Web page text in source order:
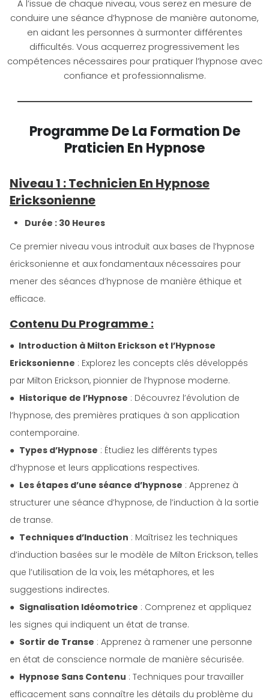
À l’issue de chaque niveau, vous serez en mesure de
conduire une séance d’hypnose de manière autonome,
en aidant les personnes à surmonter différentes
difficultés. Vous acquerrez progressivement les
compétences nécessaires pour pratiquer l’hypnose avec
confiance et professionnalisme.
Programme De La Formation De
Praticien En Hypnose
Niveau 1 : Technicien En Hypnose
Ericksonienne
Durée : 30 Heures
Ce premier niveau vous introduit aux bases de l’hypnose
éricksonienne et aux fondamentaux nécessaires pour
mener des séances d’hypnose de manière éthique et
efficace.
Contenu Du Programme :
● Introduction à Milton Erickson et l’Hypnose
Ericksonienne : Explorez les concepts clés développés
par Milton Erickson, pionnier de l’hypnose moderne.
● Historique de l’Hypnose : Découvrez l’évolution de
l’hypnose, des premières pratiques à son application
contemporaine.
● Types d’Hypnose : Étudiez les différents types
d’hypnose et leurs applications respectives.
● Les étapes d’une séance d’hypnose : Apprenez à
structurer une séance d’hypnose, de l’induction à la sortie
de transe.
● Techniques d’Induction : Maîtrisez les techniques
d’induction basées sur le modèle de Milton Erickson, telles
que l’utilisation de la voix, les métaphores, et les
suggestions indirectes.
● Signalisation Idéomotrice : Comprenez et appliquez
les signes qui indiquent un état de transe.
● Sortir de Transe : Apprenez à ramener une personne
en état de conscience normale de manière sécurisée.
● Hypnose Sans Contenu : Techniques pour travailler
efficacement sans connaître les détails du problème du